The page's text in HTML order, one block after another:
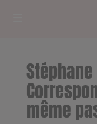
RADIOPLAYER
CK RADIO Line-
même